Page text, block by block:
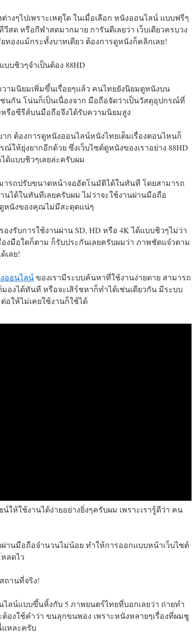
งๆไปเพราะเหตุใด ในเมื่อเลือก หนังออนไลน์ แบบฟรีๆ
วีสด หรือกีฬาสดมากมาย การันตีเลยว่า เว็บเดียวครบวง
ทองแม้กระทั้งบาทเดียว ต้องการดูหนังก็คลิกเลย!
บชิวๆจำเป็นต้อง 88HD
ามนิยมเพิ่มขึ้นเรื่อยๆแล้ว คนไทยยังนิยมดูหนังบน
นกัน โน่นก็เป็นเนื่องจาก มือถือจัดว่าเป็นวัสดุอุปกรณ์ที่
รือซีรีส์บนมือถือจึงได้รับความนิยมสูง
าก ต้องการดูหนังออนไลน์หนังไทยเต็มเรื่องตอนไหนก็
ให้ยุ่งยากอีกด้วย ซึ่งเว็บไซต์ดูหนังของเราอย่าง 88HD
ด้แบบชิวๆเลยล่ะครับผม
ารถปรับขนาดหน้าจออัตโนมัติได้ในทันที โดยสามารถ
ได้ในทันทีเลยครับผม ไม่ว่าจะใช้งานผ่านมือถือ
หนังของคุณไม่มีสะดุดแน่ๆ
งรับการใช้งานผ่าน SD, HD หรือ 4K ได้แบบชิวๆไม่ว่า
งมือใดก็ตาม ก็รับประกันเลยครับผมว่า ภาพชัดแจ๋วตาม
เลย!
ออนไลน์ของเรามีระบบค้นหาที่ใช้งานง่ายดาย สามารถ
งได้ทันที หรือจะเสิร์ชหาก็ทำได้เช่นเดียวกัน มีระบบ
อให้ไม่เคยใช้งานก็ใช้ได้
ให้ใช้งานได้ง่ายอย่างยิ่งๆครับผม เพราะเรารู้ดีว่า คน
านมือถือจำนวนไม่น้อย ทำให้การออกแบบหน้าเว็บไซต์
ลดไว
ถานที่จริง!
ลน์แบบขึ้นหิ้งกับ 5 ภาพยนตร์ไทยที่บอกเลยว่า ถ่ายทำ
องใช้คำว่า ขนลุกขนพอง เพราะหนังหลายๆเรื่องที่ผมชู
หละครับ